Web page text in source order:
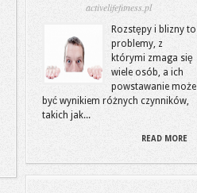
activelifefitness.pl
Rozstępy i blizny to
problemy, z
którymi zmaga się
wiele osób, a ich
powstawanie może
być wynikiem różnych czynników,
takich jak...
READ MORE